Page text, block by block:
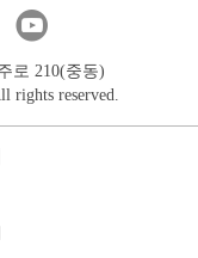
로 210(중동)
rights reserved.